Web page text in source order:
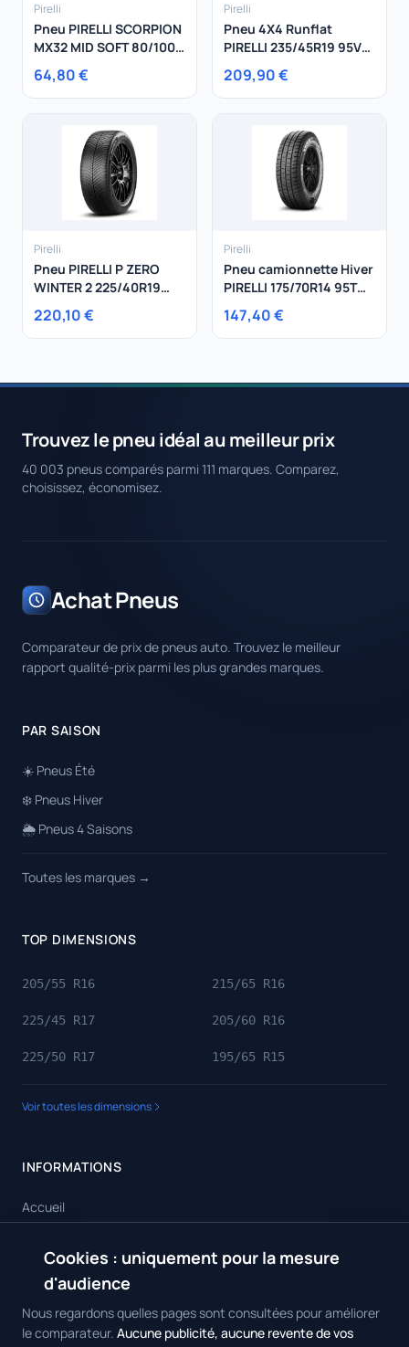
Pirelli
Pneu PIRELLI SCORPION
MX32 MID SOFT 80/100-
12 50 M
64,80 €
Pirelli
Pneu 4X4 Runflat
PIRELLI 235/45R19 95V
SCORPION VERDE R/F
MOE
209,90 €
Pirelli
Pneu PIRELLI P ZERO
WINTER 2 225/40R19
93V
220,10 €
Pirelli
Pneu camionnette Hiver
PIRELLI 175/70R14 95T
Carrier Winter
147,40 €
Trouvez le pneu idéal au meilleur prix
40 003 pneus comparés parmi 111 marques. Comparez,
choisissez, économisez.
Achat Pneus
Comparateur de prix de pneus auto. Trouvez le meilleur
rapport qualité-prix parmi les plus grandes marques.
PAR SAISON
☀️ Pneus Été
❄️ Pneus Hiver
🌦️ Pneus 4 Saisons
Toutes les marques →
TOP DIMENSIONS
205/55 R16 215/65 R16
225/45 R17 205/60 R16
225/50 R17 195/65 R15
Voir toutes les dimensions
INFORMATIONS
Accueil
Toutes les marques
Contact
Cookies : uniquement pour la mesure
d'audience
Nous regardons quelles pages sont consultées pour améliorer
le comparateur. Aucune publicité, aucune revente de vos